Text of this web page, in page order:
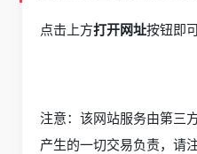
点击上方打开网址按钮即可
注意：该网站服务由第三
产生的一切交易负责，请